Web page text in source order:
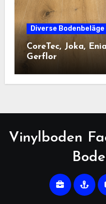
Diverse Bodenbeläge
CoreTec, Joka,
Gerflor
Vinylboden